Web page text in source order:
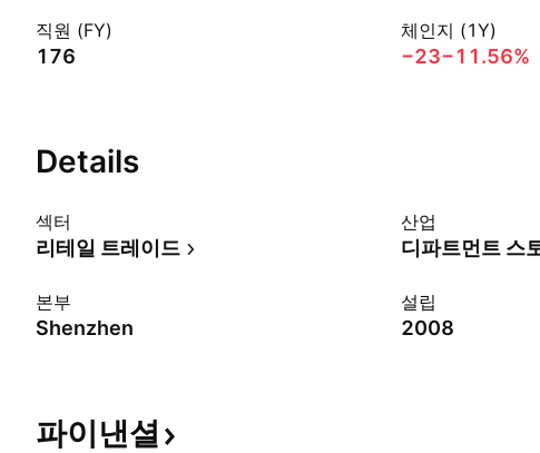
직원 (FY)
176
체인지 (1Y)
−23−11.56%
Details
섹터
리테일 트레이드
산업
디파트먼트 스
본부
Shenzhen
설립
2008
파이낸셜